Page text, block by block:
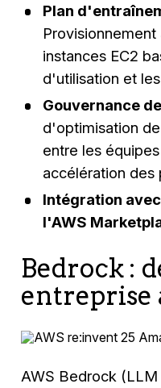
Plan
instances EC2
d'utilisation et
Gouvernance
d'optimisation
entre les
accélération des
Intégration
l'AWS
Bedrock :
entreprise
AWS Bedrock